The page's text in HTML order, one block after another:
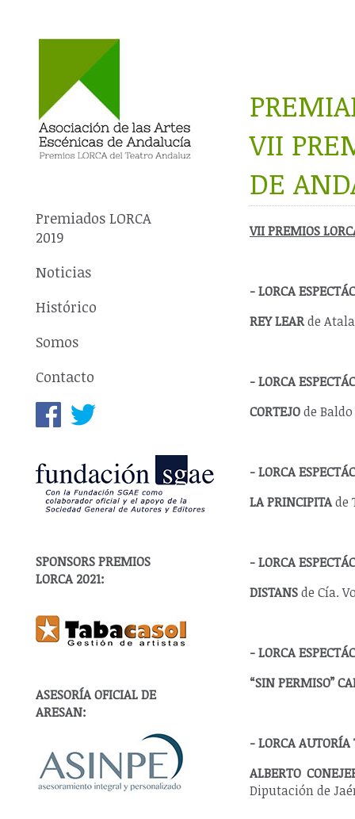
Premiados LORCA
2019
Noticias
Histórico
Somos
Contacto
SPONSORS PREMIOS
LORCA 2021:
ASESORÍA OFICIAL DE
ARESAN:
VII
DE
VII PREMIOS
- LORCA
REY LEARde
- LORCA
CORTEJOde
- LORCA
LA PRINCIPITAde
- LORCA
DISTANSde Cía.
- LORCA
“SIN PERMISO”
- LORCA AUTORÍA
ALBERTO
Diputación de